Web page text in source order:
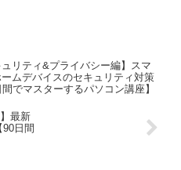
ュリティ&プライバシー編】スマ
ムデバイスのセキュリティ対策
間でマスターするパソコン講座】
最新
日間